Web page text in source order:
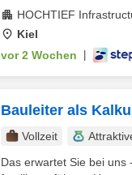
HOCHTIEF
Kiel
vor 2 Wochen
Bauleiter als
Vollzeit
Das erwartet Sie bei uns